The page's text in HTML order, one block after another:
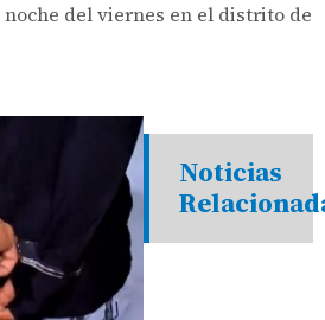
del viernes en el distrito de
Noticias